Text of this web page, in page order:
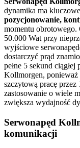
dynamika ma
pozycjonowanie,
momentu
50.000 Wat przy
wyjściowe
dostarczyć prąd
pełne 5 sekund
Kollmorgen, ponieważ
szczytową pracę
zastosowanie o wiele
zwiększa wydajność
Serwonapęd
komunikacji